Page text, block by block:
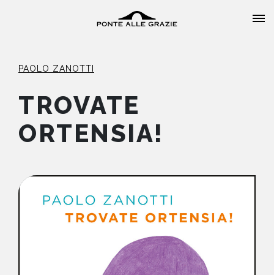
HOME
CATALOGO
AUTORI
EVENTI
PAOLO ZANOTTI
TROVATE
ORTENSIA!